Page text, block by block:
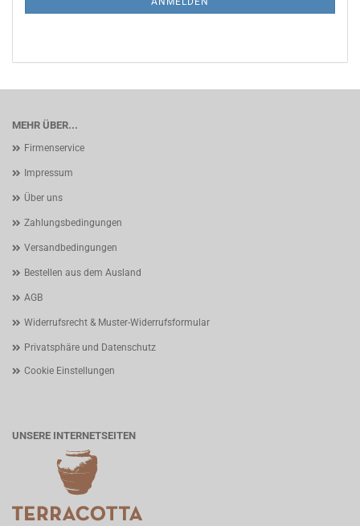
MEHR ÜBER...
Firmenservice
Impressum
Über uns
Zahlungsbedingungen
Versandbedingungen
Bestellen aus dem Ausland
AGB
Widerrufsrecht & Muster-Widerrufsformular
Privatsphäre und Datenschutz
Cookie Einstellungen
UNSERE INTERNETSEITEN